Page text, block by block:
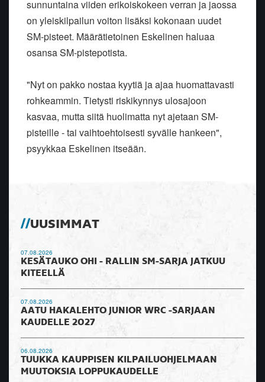
sunnuntaina viiden erikoiskokeen verran ja jaossa
on yleiskilpailun voiton lisäksi kokonaan uudet
SM-pisteet. Määrätietoinen Eskelinen haluaa
osansa SM-pistepotista.
"Nyt on pakko nostaa kyytiä ja ajaa huomattavasti
rohkeammin. Tietysti riskikynnys ulosajoon
kasvaa, mutta siitä huolimatta nyt ajetaan SM-
pisteille - tai vaihtoehtoisesti syvälle hankeen",
psyykkaa Eskelinen itseään.
UUSIMMAT
07.08.2026
KESÄTAUKO OHI - RALLIN SM-SARJA JATKUU
KITEELLÄ
07.08.2026
AATU HAKALEHTO JUNIOR WRC -SARJAAN
KAUDELLE 2027
06.08.2026
TUUKKA KAUPPISEN KILPAILUOHJELMAAN
MUUTOKSIA LOPPUKAUDELLE